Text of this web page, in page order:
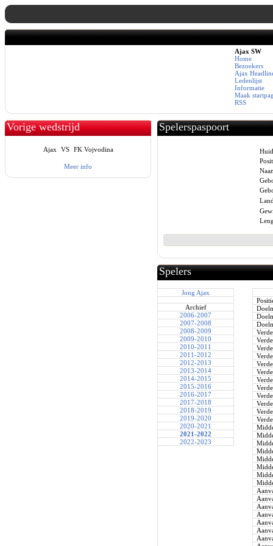
Ajax SW
Home
Bezoekers
Ajax
Ledenlijst
Informatie
Maak
RSS
Vorige wedstrijd
Ajax VS FK Vojvodina
Meer info
Spelerspaspoort
Spelers
Jong Ajax
Archief
2006-2007
2007-2008
2008-2009
2009-2010
2010-2011
2011-2012
2012-2013
2013-2014
2014-2015
2015-2016
2016-2017
2017-2018
2018-2019
2019-2020
2020-2021
2021-2022
2022-2023